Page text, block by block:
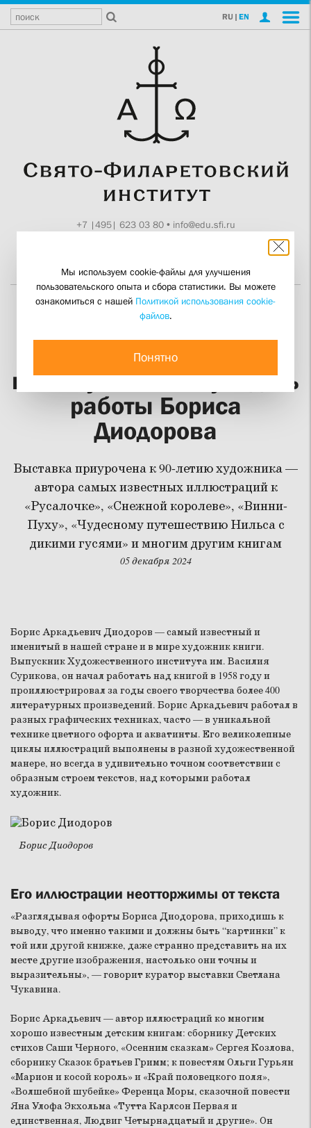
RU | EN
+7 |495| 623 03 80• info@edu.sfi.ru
До конца декабря в
Свято-Филаретовском
институте можно увидеть
работы Бориса
Диодорова
Выставка приурочена к 90-летию художника —
автора самых известных иллюстраций к
«Русалочке», «Снежной королеве», «Винни-
Пуху», «Чудесному путешествию Нильса с
дикими гусями» и многим другим книгам
05 декабря 2024
Борис Аркадьевич Диодоров — самый известный и
именитый в нашей стране и в мире художник книги.
Выпускник Художественного института им. Василия
Сурикова, он начал работать над книгой в 1958 году и
проиллюстрировал за годы своего творчества более 400
литературных произведений. Борис Аркадьевич работал в
разных графических техниках, часто — в уникальной
технике цветного офорта и акватинты. Его великолепные
циклы иллюстраций выполнены в разной художественной
манере, но всегда в удивительно точном соответствии с
образным строем текстов, над которыми работал
художник.
Борис Диодоров
Его иллюстрации неотторжимы от текста
«Разглядывая офорты Бориса Диодорова, приходишь к
выводу, что именно такими и должны быть “картинки” к
той или другой книжке, даже странно представить на их
месте другие изображения, настолько они точны и
выразительны», — говорит куратор выставки Светлана
Чукавина.
Борис Аркадьевич — автор иллюстраций ко многим
хорошо известным детским книгам: сборнику Детских
стихов Саши Черного, «Осенним сказкам» Сергея Козлова,
сборнику Сказок братьев Гримм; к повестям Ольги Гурьян
«Марион и косой король» и «Край половецкого поля»,
«Волшебной шубейке» Ференца Моры, сказочной повести
Яна Улофа Экхольма «Тутта Карлсон Первая и
единственная, Людвиг Четырнадцатый и другие». Он
Мы используем cookie-файлы для улучшения
пользовательского опыта и сбора статистики. Вы можете
ознакомиться с нашей Политикой использования cookie-
файлов.
Понятно